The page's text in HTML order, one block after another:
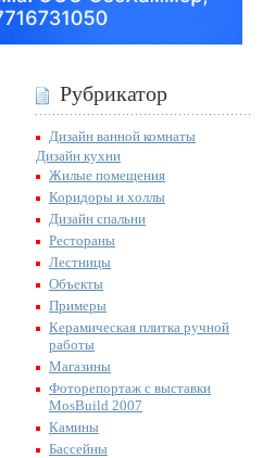
Рубрикатор
Дизайн ванной комнаты
Дизайн кухни
Жилые помещения
Коридоры и холлы
Дизайн спальни
Рестораны
Лестницы
Объекты
Примеры
Керамическая плитка ручной
работы
Магазины
Фоторепортаж с выставки
MosBuild 2007
Камины
Бассейны